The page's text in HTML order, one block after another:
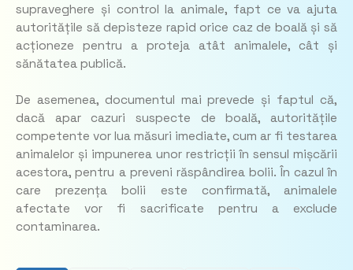
supraveghere și control la animale, fapt ce va ajuta
autoritățile să depisteze rapid orice caz de boală și să
acționeze pentru a proteja atât animalele, cât și
sănătatea publică.
De asemenea, documentul mai prevede și faptul că,
dacă apar cazuri suspecte de boală, autoritățile
competente vor lua măsuri imediate, cum ar fi testarea
animalelor și impunerea unor restricții în sensul mișcării
acestora, pentru a preveni răspândirea bolii. În cazul în
care prezența bolii este confirmată, animalele
afectate vor fi sacrificate pentru a exclude
contaminarea.